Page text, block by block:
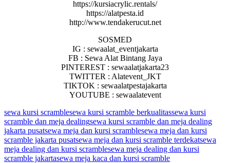
https://kursiacrylic.rentals/
https://alatpesta.id
http://www.tendakerucut.net
SOSMED
IG : sewaalat_eventjakarta
FB : Sewa Alat Bintang Jaya
PINTEREST : sewaalatjakarta23
TWITTER : Alatevent_JKT
TIKTOK : sewaalatpestajakarta
YOUTUBE : sewaalatevent
sewa kursi scramblesewa kursi scramble berkualitassewa kursi
scramble dan meja dealingsewa kursi scramble dan meja dealing
jakarta pusatsewa meja dan kursi scramblesewa meja dan kursi
scramble jakarta pusatsewa meja dan kursi scramble terdekatsewa
meja dealing dan kursi scramblesewa meja dealing dan kursi
scramble jakartasewa meja kaca dan kursi scramble